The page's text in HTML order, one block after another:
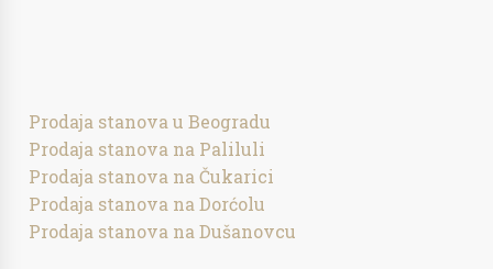
Prodaja stanova u Beogradu
Prodaja stanova na Paliluli
Prodaja stanova na Čukarici
Prodaja stanova na Dorćolu
Prodaja stanova na Dušanovcu